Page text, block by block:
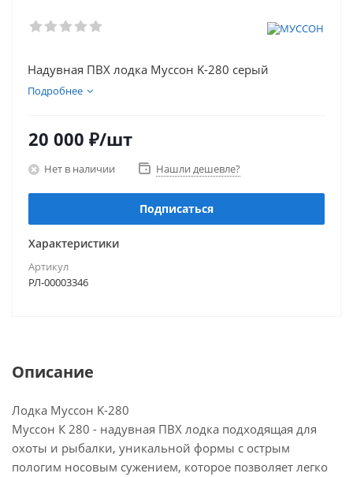
Надувная ПВХ лодка Муссон K-280 серый
Подробнее
20 000 ₽/шт
Нет в наличии Нашли дешевле?
Подписаться
Характеристики
Артикул
РЛ-00003346
Описание
Лодка Муссон K-280
Муссон К 280 - надувная ПВХ лодка подходящая для
охоты и рыбалки, уникальной формы с острым
пологим носовым сужением, которое позволяет легко